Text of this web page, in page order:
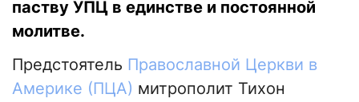
паству УПЦ в единстве и постоянной
молитве.
Предстоятель Православной Церкви в
Америке (ПЦА) митрополит Тихон